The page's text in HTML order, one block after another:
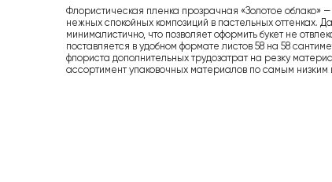
Флористическая пленка прозрачная «Золотое облако»
нежных спокойных композиций в пастельных оттенках.
минималистично, что позволяет оформить букет не
поставляется в удобном формате листов 58 на 58
флориста дополнительных трудозатрат на резку
ассортимент упаковочных материалов по самым низким